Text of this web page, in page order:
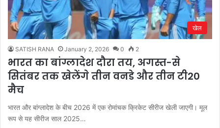
खेल
SATISH RANA January 2, 2026 0 2
भारत का बांग्लादेश दौरा तय, अगस्त-से
सितंबर तक खेलेंगे तीन वनडे और तीन टी20
मैच
भारत और बांग्लादेश के बीच 2026 में एक रोमांचक क्रिकेट सीरीज खेली जाएगी। मूल
रूप से यह सीरीज साल 2025…